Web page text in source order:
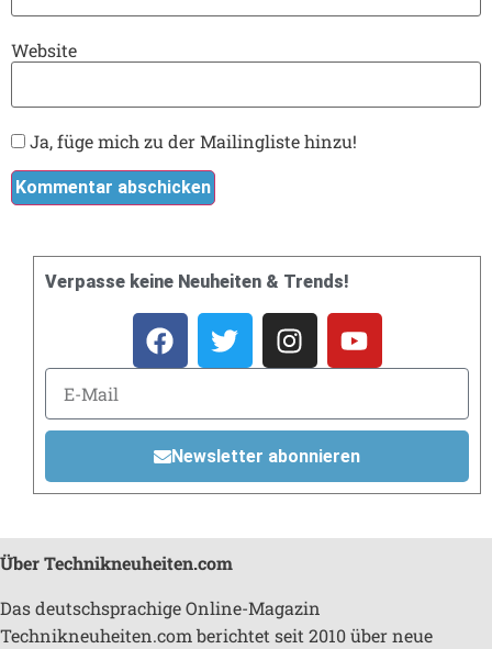
Website
Ja, füge mich zu der Mailingliste hinzu!
Verpasse keine Neuheiten & Trends!
Newsletter abonnieren
Über Technikneuheiten.com
Das deutschsprachige Online-Magazin
Technikneuheiten.com berichtet seit 2010 über neue